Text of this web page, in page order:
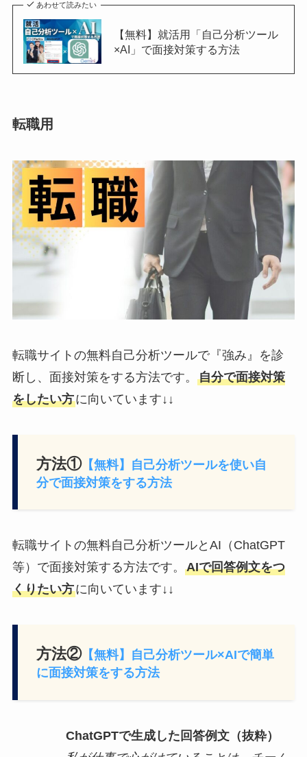
あわせて読みたい
【無料】就活用「自己分析ツール
×AI」で面接対策する方法
転職用
転職サイトの無料自己分析ツールで『強み』を診
断し、面接対策をする方法です。 自分で面接対策
をしたい方に向いています↓↓
方法①【無料】自己分析ツールを使い自
分で面接対策をする方法
転職サイトの無料自己分析ツールとAI（ChatGPT
等）で面接対策する方法です。 AIで回答例文をつ
くりたい方に向いています↓↓
方法②【無料】自己分析ツール×AIで簡単
に面接対策をする方法
ChatGPTで生成した回答例文（抜粋）